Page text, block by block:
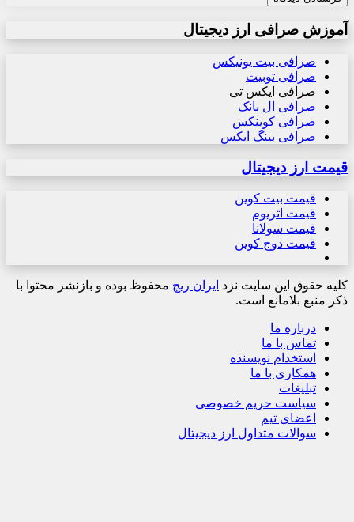
آموزش صرافی ارز دیجیتال
صرافی بیت یونیکس
صرافی توبیت
صرافی ایکس تی
صرافی ال بانک
صرافی کوینکس
صرافی بینگ ایکس
قیمت ارز دیجیتال
قیمت بیت کوین
قیمت اتریوم
قیمت سولانا
قیمت دوج کوین
کلیه حقوق این سایت نزد ایران ریچ محفوظ بوده و بازنشر محتوا با
ذکر منبع بلامانع است.
درباره ما
تماس با ما
استخدام نویسنده
همکاری با ما
تبلیغات
سیاست حریم خصوصی
اعضای تیم
سوالات متداول ارز دیجیتال